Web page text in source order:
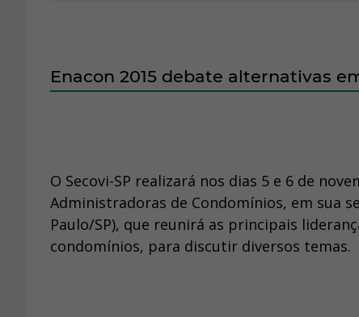
Enacon 2015 debate alternativas
O Secovi-SP realizará nos dias 5 e 6 de
Administradoras de Condomínios, em sua
Paulo/SP), que reunirá as principais
condomínios, para discutir diversos temas.